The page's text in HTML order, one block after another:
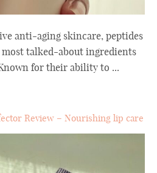
anti-aging skincare, peptides
most talked-about ingredients
for their ability to ...
Review – Nourishing lip care